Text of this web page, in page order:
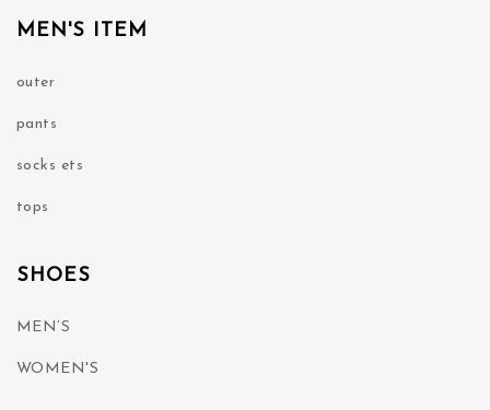
MEN'S ITEM
outer
pants
socks ets
tops
SHOES
MEN’S
WOMEN'S